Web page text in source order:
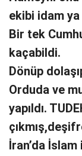
ekibi idam
Bir tek
kaçabildi.
Dönüp
Orduda ve
yapıldı.
İran’da